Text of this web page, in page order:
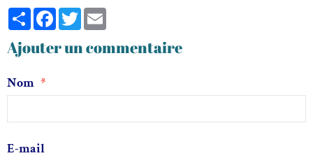
PartagerFacebook
Twitter
Ajouter un commentaire
Nom
E-mail